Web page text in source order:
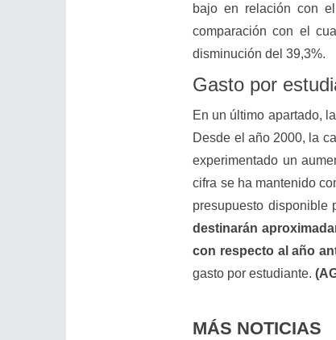
bajo en relación con
comparación con el
disminución del 39,3%.
Gasto por
En un último apartado,
Desde el año 2000, la
experimentado un
cifra se ha mantenido
presupuesto disponible
destinarán
con respecto al año
gasto por estudiante.
MÁS NOTICIAS